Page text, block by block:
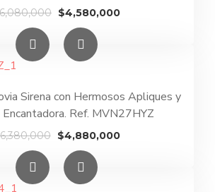
6,080,000 El
precio
original
era:
$4,580,000El
Sirena con Hermosos Apliques y
Ref. MVN27HYZ
6,380,000 El
precio
original
era:
$4,880,000El